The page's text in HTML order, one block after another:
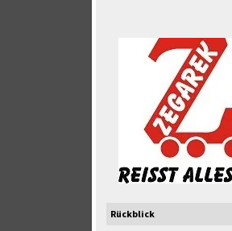
Rückblick